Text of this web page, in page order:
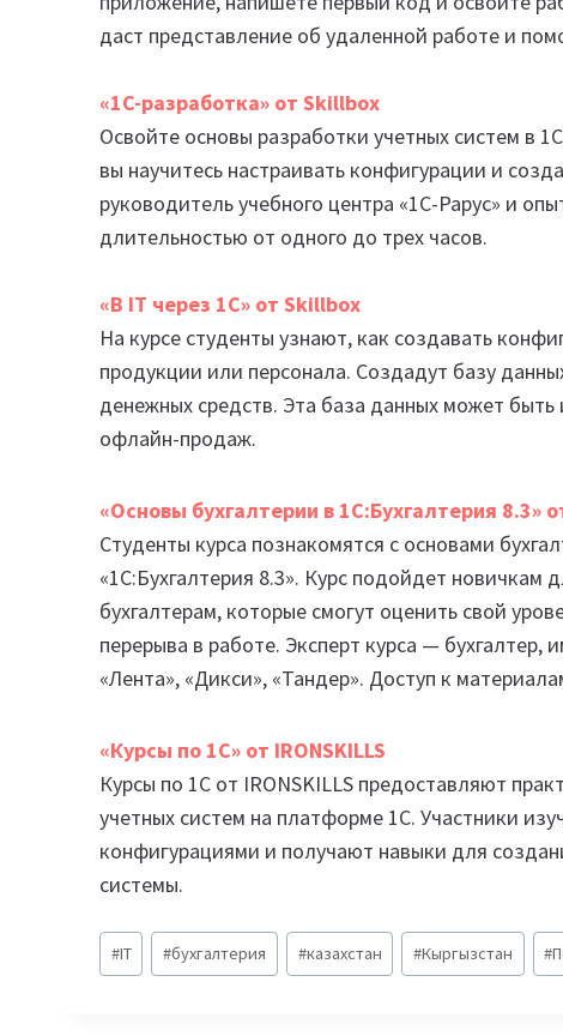
даст представление об удаленной работе и
«1C-разработка» от Skillbox
Освойте основы разработки учетных систем в
вы научитесь настраивать конфигурации и
руководитель учебного центра «1С-Рарус» и
длительностью от одного до трех часов.
«В IT через 1С» от Skillbox
На курсе студенты узнают, как создавать
продукции или персонала. Создадут базу
денежных средств. Эта база данных может
офлайн-продаж.
«Основы бухгалтерии в 1С:Бухгалтерия 8.3»
Студенты курса познакомятся с основами
«1С:Бухгалтерия 8.3». Курс подойдет
бухгалтерам, которые смогут оценить свой
перерыва в работе. Эксперт курса —
«Лента», «Дикси», «Тандер». Доступ к
«Курсы по 1С» от IRONSKILLS
Курсы по 1С от IRONSKILLS предоставляют
учетных систем на платформе 1С. Участники
конфигурациями и получают навыки для
системы.
Метки
записи:
#IT #бухгалтерия #казахстан #Кыргызстан #